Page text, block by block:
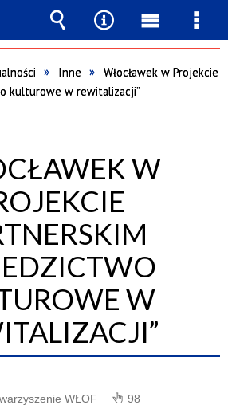
Inne
Włocławek w Projekcie
kulturowe w rewitalizacji”
W
W
WŁOF 98
Wyszukiwarka
Narzędzia
Menu
główne